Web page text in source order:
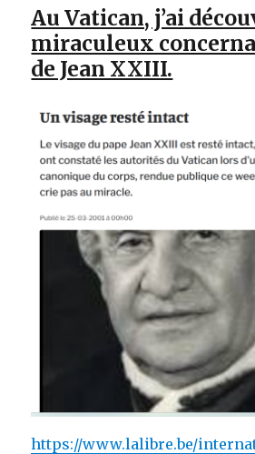
Au Vatican, j’ai
miraculeux
de Jean XXIII.
https://www.lalibre.be/